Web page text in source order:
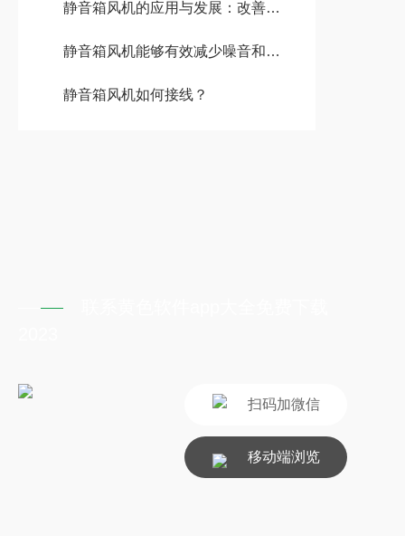
静音箱风机的应用与发展：改善室内空气流通
静音箱风机能够有效减少噪音和震动
静音箱风机如何接线？
扫码加微信
移动端浏览